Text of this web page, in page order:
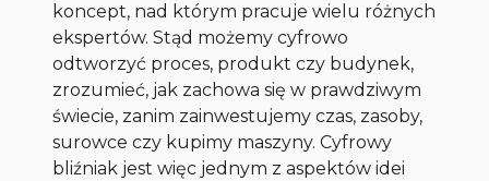
koncept, nad którym pracuje wielu różnych
ekspertów. Stąd możemy cyfrowo
odtworzyć proces, produkt czy budynek,
zrozumieć, jak zachowa się w prawdziwym
świecie, zanim zainwestujemy czas, zasoby,
surowce czy kupimy maszyny. Cyfrowy
bliźniak jest więc jednym z aspektów idei